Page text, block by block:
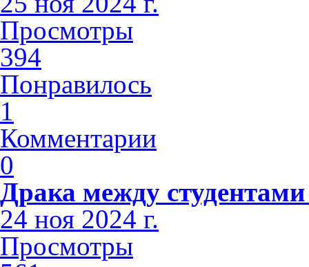
Просмотры
394
Понравилось
1
Комментарии
0
Драка между
24 ноя 2024 г.
Просмотры